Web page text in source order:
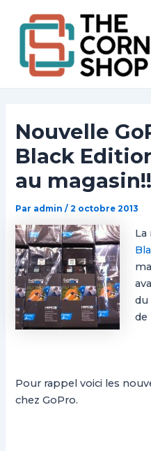
contenu
Nouvelle
Black
au magasin!!
Par admin/2 octobre 2013
La
du
de
Pour rappel voici les
chez GoPro.
navigation